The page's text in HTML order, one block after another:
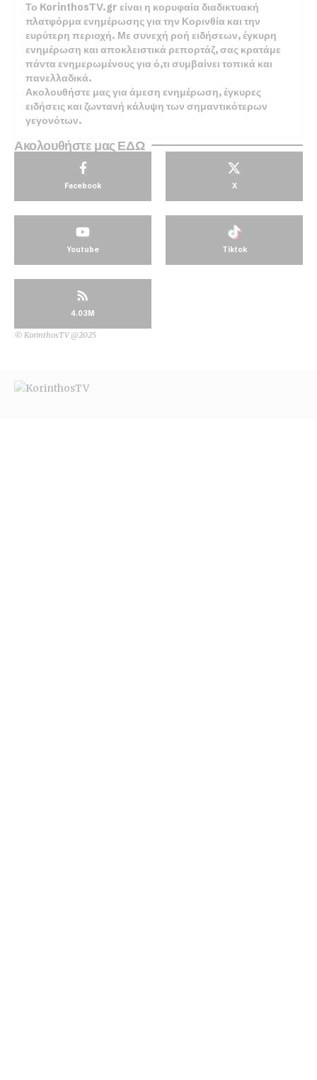
Το KorinthosTV.gr είναι η κορυφαία διαδικτυακή
πλατφόρμα ενημέρωσης για την Κορινθία και την
ευρύτερη περιοχή. Με συνεχή ροή ειδήσεων, έγκυρη
ενημέρωση και αποκλειστικά ρεπορτάζ, σας κρατάμε
πάντα ενημερωμένους για ό,τι συμβαίνει τοπικά και
πανελλαδικά.
Ακολουθήστε μας για άμεση ενημέρωση, έγκυρες
ειδήσεις και ζωντανή κάλυψη των σημαντικότερων
γεγονότων.
Ακολουθήστε μας ΕΔΩ
Facebook X
Youtube Tiktok
4.03M
© KorinthosTV @2025